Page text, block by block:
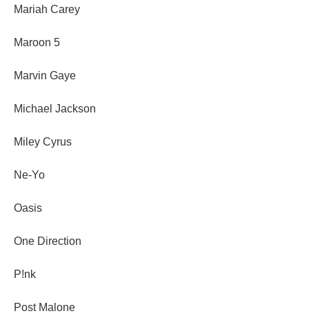
Mariah Carey
Maroon 5
Marvin Gaye
Michael Jackson
Miley Cyrus
Ne-Yo
Oasis
One Direction
P!nk
Post Malone